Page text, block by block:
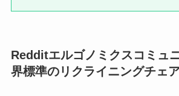
Redditエルゴノミクスコミュ
界標準のリクライニングチェ